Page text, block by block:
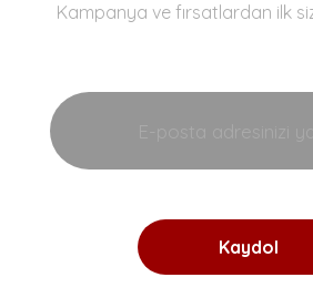
Kampanya ve fırsatlardan ilk
Kaydol